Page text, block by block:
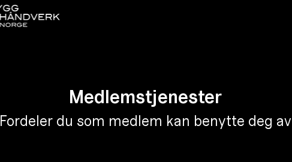
Medlemstjenester
Fordeler du som medlem kan benytte deg av